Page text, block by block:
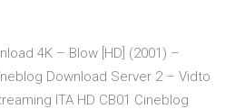
4K – Blow [HD] (2001) –
Download Server 2 – Vidto
ITA HD CB01 Cineblog